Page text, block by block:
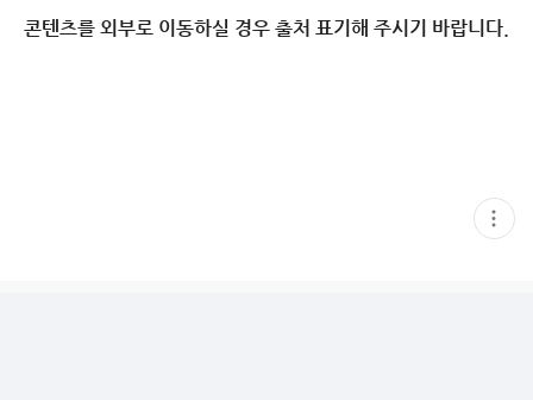
콘텐츠를 외부로 이동하실 경우 출처 표기해 주시기 바랍니다.
현
재